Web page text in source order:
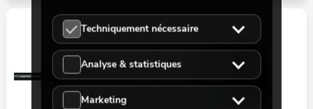
Techniquement nécessaire
Analyse & statistiques
Marketing